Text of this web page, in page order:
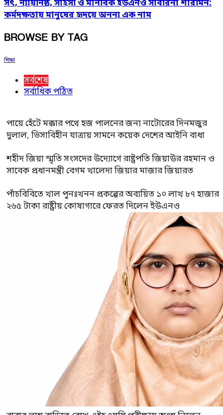
সৎ, ন্যায়নিষ্ঠ, সাহসী ও মানবিক ইউএনও সাবরিনা শারমিন:
কর্মদক্ষতায় মানুষের হৃদয়ে অনন্য এক নাম
BROWSE BY TAG
শিক্ষা
সর্বশেষ
সর্বাধিক পঠিত
পায়ে হেঁটে মক্কার পথে হজ পালনের জন্য নাটোরের দিনমজুর
দুলাল, ভিসাবিহীন যাত্রায় সামনে কয়েক দেশের আইনি বাধা
শহীদ জিয়া স্মৃতি সংসদের উদ্যোগে রাষ্ট্রপতি জিয়াউর রহমান ও
সাবেক প্রধানমন্ত্রী বেগম খালেদা জিয়ার মাজার জিয়ারত
পাঁচবিবিতে খাল পুনঃখনন প্রকল্পের অব্যয়িত ১০ লাখ ৮৭ হাজার
২৬৫ টাকা রাষ্ট্রীয় কোষাগারে ফেরত দিলেন ইউএনও